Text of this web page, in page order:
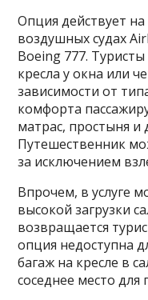
Опция действует
воздушных судах
Boeing 777.
кресла у окна или
зависимости от
комфорта
матрас, простыня
Путешественник
за исключением
Впрочем, в услуге
высокой загрузки
возвращается
опция недоступна
багаж на кресле в
соседнее место